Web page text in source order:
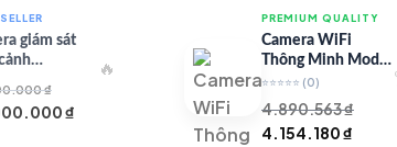
giám sát
DLW
₫
₫
🔥
PREMIUM QUALITY
Camera WiFi
Thông Minh Model
67 – Full HD
⭐⭐⭐⭐⭐ (0)
4.890.563₫
Giá
4.154.180₫